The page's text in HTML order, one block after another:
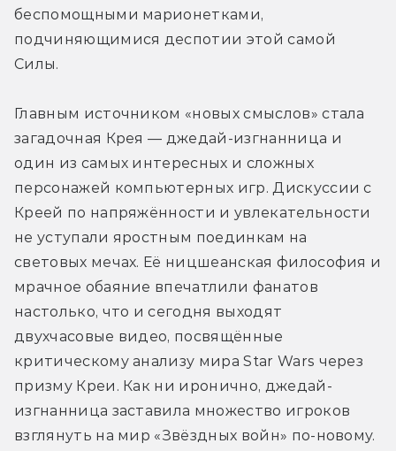
беспомощными марионетками,
подчиняющимися деспотии этой самой
Силы.
Главным источником «новых смыслов» стала
загадочная Крея — джедай-изгнанница и
один из самых интересных и сложных
персонажей компьютерных игр. Дискуссии с
Креей по напряжённости и увлекательности
не уступали яростным поединкам на
световых мечах. Её ницшеанская философия и
мрачное обаяние впечатлили фанатов
настолько, что и сегодня выходят
двухчасовые видео, посвящённые
критическому анализу мира Star Wars через
призму Креи. Как ни иронично, джедай-
изгнанница заставила множество игроков
взглянуть на мир «Звёздных войн» по-новому.